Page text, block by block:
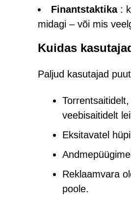
Finantstaktika:
midagi – või mis
Kuidas
Paljud kasutajad
veebisaitidelt
Eksitavatel
Reklaamvara
poole.